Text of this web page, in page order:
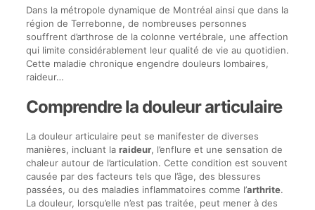
Dans la métropole dynamique de Montréal ainsi que dans la
région de Terrebonne, de nombreuses personnes
souffrent d’arthrose de la colonne vertébrale, une affection
qui limite considérablement leur qualité de vie au quotidien.
Cette maladie chronique engendre douleurs lombaires,
raideur…
Comprendre la douleur articulaire
La douleur articulaire peut se manifester de diverses
manières, incluant la raideur, l’enflure et une sensation de
chaleur autour de l’articulation. Cette condition est souvent
causée par des facteurs tels que l’âge, des blessures
passées, ou des maladies inflammatoires comme l’arthrite.
La douleur, lorsqu’elle n’est pas traitée, peut mener à des